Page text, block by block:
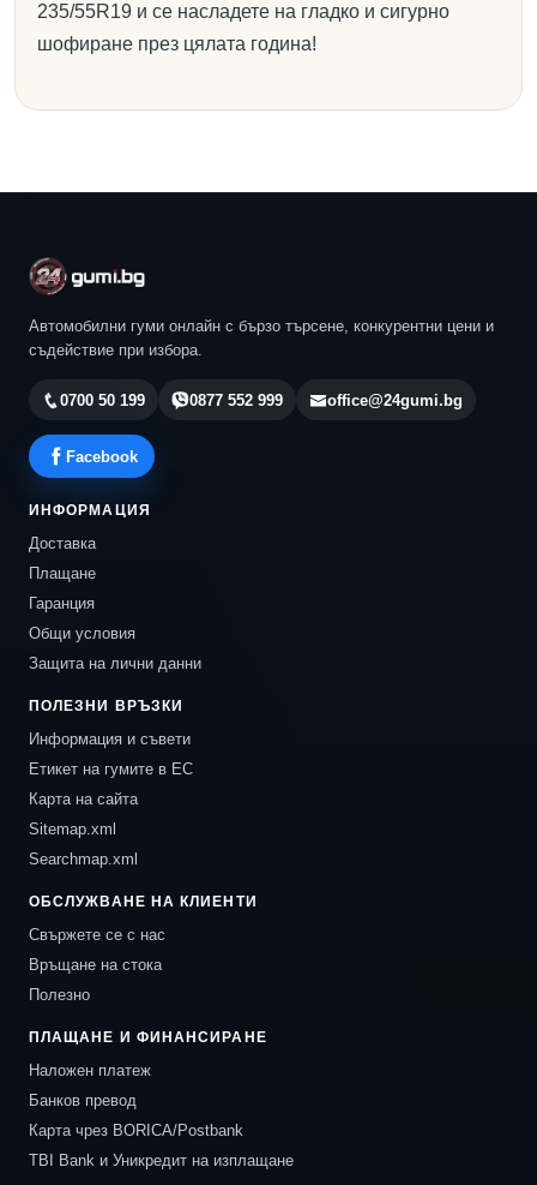
235/55R19 и се насладете на гладко и сигурно
шофиране през цялата година!
Автомобилни гуми онлайн с бързо търсене, конкурентни цени и
съдействие при избора.
0700 50 199 0877 552 999 office@24gumi.bg
Facebook
ИНФОРМАЦИЯ
Доставка
Плащане
Гаранция
Общи условия
Защита на лични данни
ПОЛЕЗНИ ВРЪЗКИ
Информация и съвети
Етикет на гумите в ЕС
Карта на сайта
Sitemap.xml
Searchmap.xml
ОБСЛУЖВАНЕ НА КЛИЕНТИ
Свържете се с нас
Връщане на стока
Полезно
ПЛАЩАНЕ И ФИНАНСИРАНЕ
Наложен платеж
Банков превод
Карта чрез BORICA/Postbank
TBI Bank и Уникредит на изплащане